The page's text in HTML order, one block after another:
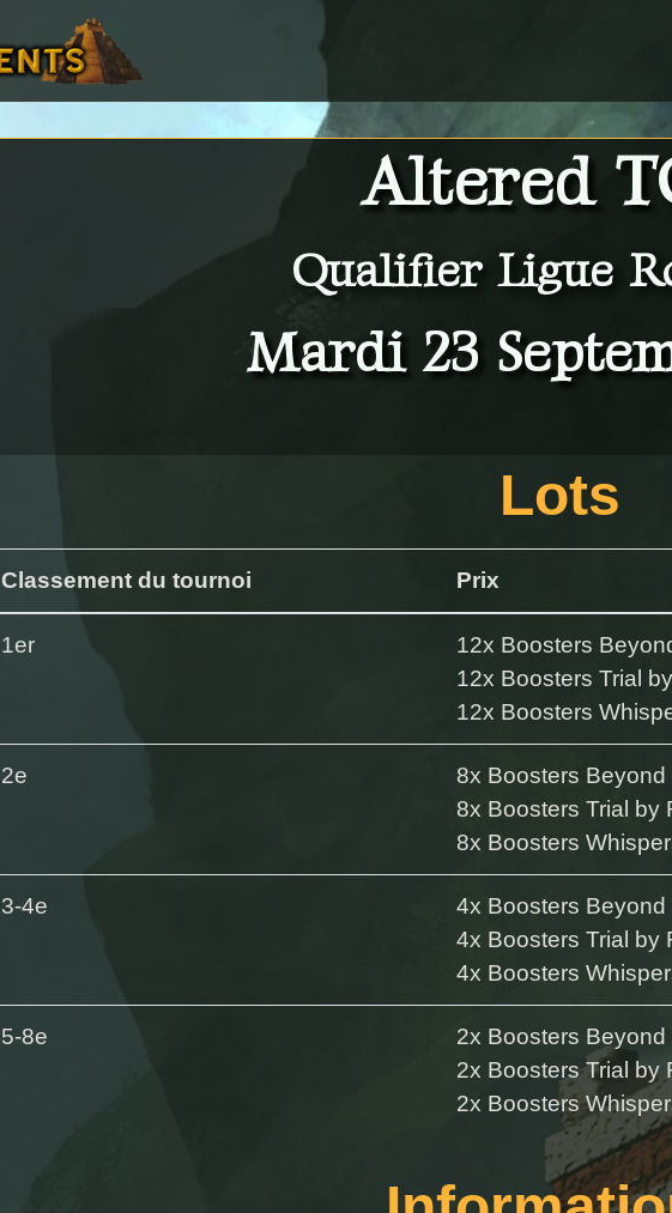
Altered
Qualifier Ligue
Mardi 23
Lots
Classement du tournoi Prix
1er
12x Boosters
12x Boosters Trial
12x Boosters
2e
8x Boosters Beyond
8x Boosters Trial by
8x Boosters
3-4e
4x Boosters Beyond
4x Boosters Trial by
4x Boosters
5-8e
2x Boosters Beyond
2x Boosters Trial by
2x Boosters